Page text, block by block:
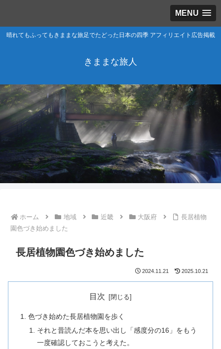
MENU
晴れてもふってもきままな旅足でたどった日本の四季 アフィリエイト広告掲載
きままな旅人
ホーム 地域 近畿 大阪府
長居植物
園色づき始めました
長居植物園色づき始めました
2024.11.21 2025.10.21
目次
色づき始めた長居植物園を歩く
それと昔読んだ本を思い出し「感度分の16」をもう
一度確認しておこうと考えた。